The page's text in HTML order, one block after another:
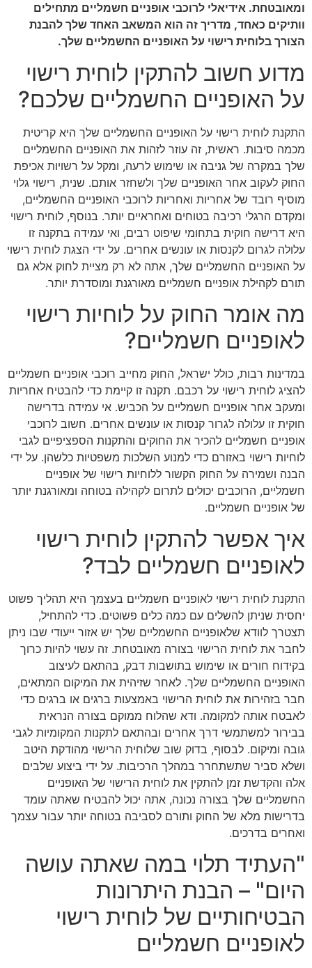
ומאובטחת. אידיאלי לרוכבי אופניים חשמליים מתחילים
וותיקים כאחד, מדריך זה הוא המשאב האחד שלך להבנת
הצורך בלוחית רישוי על האופניים החשמליים שלך.
מדוע חשוב להתקין לוחית רישוי
על האופניים החשמליים שלכם?
התקנת לוחית רישוי על האופניים החשמליים שלך היא קריטית
מכמה סיבות. ראשית, זה עוזר לזהות את האופניים החשמליים
שלך במקרה של גניבה או שימוש לרעה, ומקל על רשויות אכיפת
החוק לעקוב אחר האופניים שלך ולשחזר אותם. שנית, רישוי גלוי
מוסיף רובד של אחריות ואחריות לרוכבי האופניים החשמליים,
ומקדם הרגלי רכיבה בטוחים ואחראיים יותר. בנוסף, לוחית רישוי
היא דרישה חוקית בתחומי שיפוט רבים, ואי עמידה בתקנה זו
עלולה לגרום לקנסות או עונשים אחרים. על ידי הצגת לוחית רישוי
על האופניים החשמליים שלך, אתה לא רק מציית לחוק אלא גם
תורם לקהילת אופניים חשמליים מאורגנת ומוסדרת יותר.
מה אומר החוק על לוחיות רישוי
לאופניים חשמליים?
במדינות רבות, כולל ישראל, החוק מחייב רוכבי אופניים חשמליים
להציג לוחית רישוי על רכבם. תקנה זו קיימת כדי להבטיח אחריות
ומעקב אחר אופניים חשמליים על הכביש. אי עמידה בדרישה
חוקית זו עלולה לגרור קנסות או עונשים אחרים. חשוב לרוכבי
אופניים חשמליים להכיר את החוקים והתקנות הספציפיים לגבי
לוחיות רישוי באזורם כדי למנוע השלכות משפטיות כלשהן. על ידי
הבנה ושמירה על החוק הקשור ללוחיות רישוי של אופניים
חשמליים, הרוכבים יכולים לתרום לקהילה בטוחה ומאורגנת יותר
של אופניים חשמליים.
איך אפשר להתקין לוחית רישוי
לאופניים חשמליים לבד?
התקנת לוחית רישוי לאופניים חשמליים בעצמך היא תהליך פשוט
יחסית שניתן להשלים עם כמה כלים פשוטים. כדי להתחיל,
תצטרך לוודא שלאופניים החשמליים שלך יש אזור ייעודי שבו ניתן
לחבר את לוחית הרישוי בצורה מאובטחת. זה עשוי להיות כרוך
בקידוח חורים או שימוש בתושבות דבק, בהתאם לעיצוב
האופניים החשמליים שלך. לאחר שזיהית את המיקום המתאים,
חבר בזהירות את לוחית הרישוי באמצעות ברגים או ברגים כדי
לאבטח אותה למקומה. ודא שהלוח ממוקם בצורה הנראית
בבירור למשתמשי דרך אחרים ובהתאם לתקנות המקומיות לגבי
גובה ומיקום. לבסוף, בדוק שוב שלוחית הרישוי מהודקת היטב
ושלא סביר שתשתחרר במהלך הרכיבות. על ידי ביצוע שלבים
אלה והקדשת זמן להתקין את לוחית הרישוי של האופניים
החשמליים שלך בצורה נכונה, אתה יכול להבטיח שאתה עומד
בדרישות מלא של החוק ותורם לסביבה בטוחה יותר עבור עצמך
ואחרים בדרכים.
"העתיד תלוי במה שאתה עושה
היום" – הבנת היתרונות
הבטיחותיים של לוחית רישוי
לאופניים חשמליים